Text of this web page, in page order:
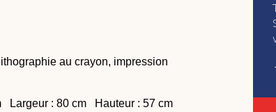
au crayon, impression
Largeur : 80 cm Hauteur : 57 cm